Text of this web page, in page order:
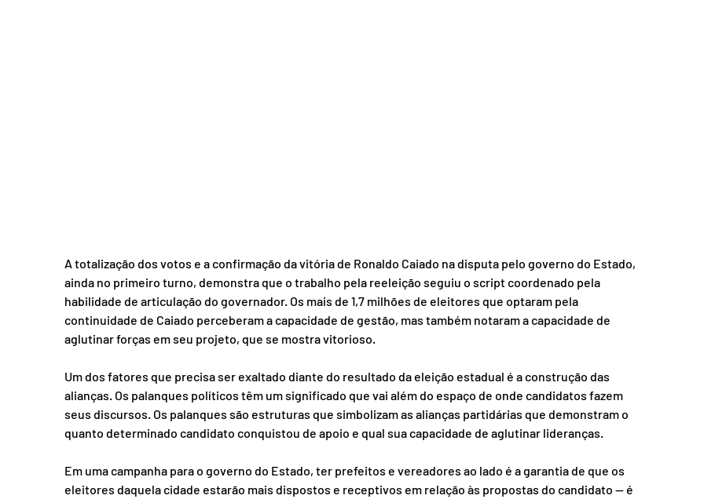
A totalização dos votos e a confirmação da vitória de Ronaldo Caiado na disputa pelo governo do Estado,
ainda no primeiro turno, demonstra que o trabalho pela reeleição seguiu o script coordenado pela
habilidade de articulação do governador. Os mais de 1,7 milhões de eleitores que optaram pela
continuidade de Caiado perceberam a capacidade de gestão, mas também notaram a capacidade de
aglutinar forças em seu projeto, que se mostra vitorioso.
Um dos fatores que precisa ser exaltado diante do resultado da eleição estadual é a construção das
alianças. Os palanques políticos têm um significado que vai além do espaço de onde candidatos fazem
seus discursos. Os palanques são estruturas que simbolizam as alianças partidárias que demonstram o
quanto determinado candidato conquistou de apoio e qual sua capacidade de aglutinar lideranças.
Em uma campanha para o governo do Estado, ter prefeitos e vereadores ao lado é a garantia de que os
eleitores daquela cidade estarão mais dispostos e receptivos em relação às propostas do candidato — é